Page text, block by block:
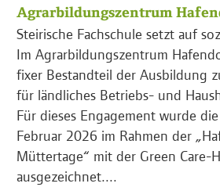
Agrarbildungszentrum
Steirische Fachschule setzt auf
Im Agrarbildungszentrum
fixer Bestandteil der Ausbildung
für ländliches Betriebs- und
Für dieses Engagement wurde
Februar 2026 im Rahmen der
Müttertage“ mit der Green Care-
ausgezeichnet....